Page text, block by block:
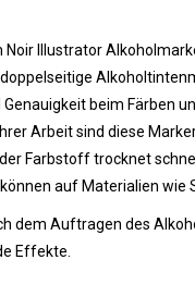
Noir Illustrator
Genauigkeit beim Färben
Arbeit sind diese
Farbstoff trocknet
auf Materialien wie
dem Auftragen des
Effekte.